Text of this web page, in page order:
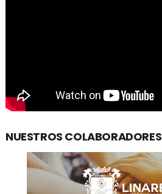
NUESTROS COLABORADORES